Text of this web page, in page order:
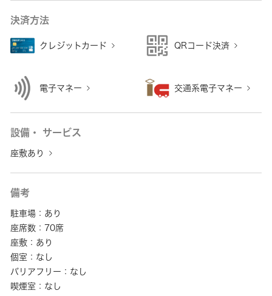
決済方法
クレジットカード QRコード決済
電子マネー 交通系電子マネー
設備・ サービス
座敷あり
備考
駐車場：あり
座席数：70席
座敷：あり
個室：なし
バリアフリー：なし
喫煙室：なし